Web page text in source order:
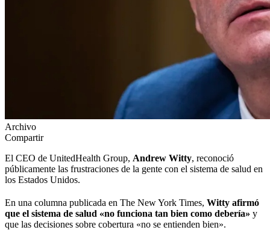
Archivo
Compartir
El CEO de UnitedHealth Group, Andrew Witty, reconoció
públicamente las frustraciones de la gente con el sistema de salud en
los Estados Unidos.
En una columna publicada en The New York Times, Witty afirmó
que el sistema de salud «no funciona tan bien como debería» y
que las decisiones sobre cobertura «no se entienden bien».